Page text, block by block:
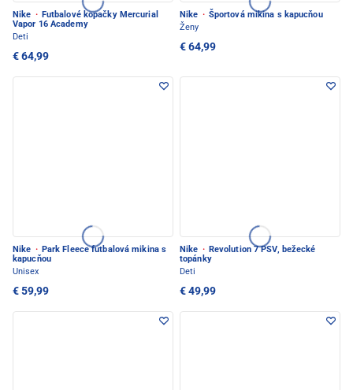
Nike · Futbalové kopačky Mercurial
Vapor 16 Academy
Deti
€ 64,99
Nike · Športová mikina s kapucňou
Ženy
€ 64,99
Nike · Park Fleece futbalová mikina s
kapucňou
Unisex
€ 59,99
Nike · Revolution 7 PSV, bežecké
topánky
Deti
€ 49,99